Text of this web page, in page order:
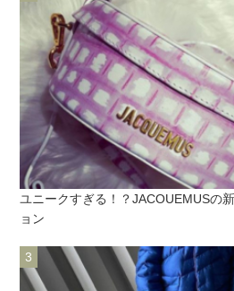
ユニークすぎる！？JACOUEMUSの
ョン